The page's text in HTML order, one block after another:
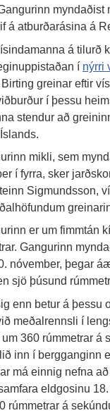
myndaðist
á atburðarásina á
á tilurð
í nýrri
Birting greinar eftir
í þessu
stendur að
mikli, sem
í fyrra, sker
Sigmundsson,
er um fimmtán
Gangurinn
nóvember, þegar
sjö þúsund
enn betur á þessu
meðalrennsli í
360 rúmmetrar
inn í bergganginn
má einnig nefna
eldgosinu
rúmmetrar á